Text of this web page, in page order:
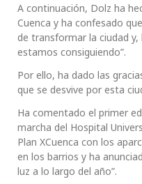
A continuación, Dolz ha
Cuenca y ha confesado
de transformar la ciudad
estamos consiguiendo”.
Por ello, ha dado las
que se desvive por esta
Ha comentado el primer
marcha del Hospital
Plan XCuenca con los
en los barrios y ha
luz a lo largo del año”.